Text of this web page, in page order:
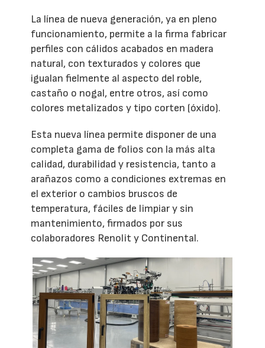
La línea de nueva generación, ya en pleno
funcionamiento, permite a la firma fabricar
perfiles con cálidos acabados en madera
natural, con texturados y colores que
igualan fielmente al aspecto del roble,
castaño o nogal, entre otros, así como
colores metalizados y tipo corten (óxido).
Esta nueva línea permite disponer de una
completa gama de folios con la más alta
calidad, durabilidad y resistencia, tanto a
arañazos como a condiciones extremas en
el exterior o cambios bruscos de
temperatura, fáciles de limpiar y sin
mantenimiento, firmados por sus
colaboradores Renolit y Continental.